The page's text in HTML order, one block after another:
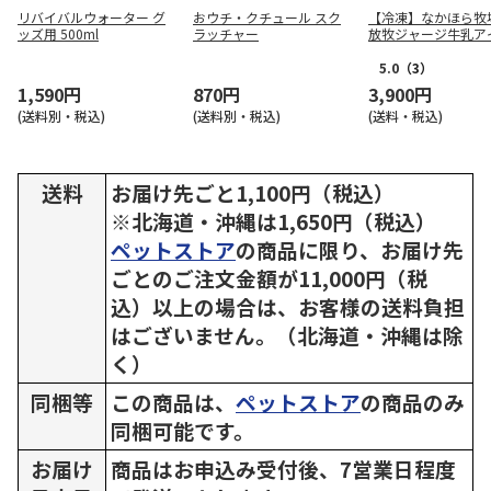
リバイバルウォーター グ
ッズ用 500ml
1,590円
(送料別・税込)
おウチ・クチュール スク
ラッチャー
870円
(送料別・税込)
【冷凍】なかほら
放牧ジャージ牛乳ア
5.0 （3）
3,900円
(送料・税込)
送料
お届け先ごと1,100円（税込）
※北海道・沖縄は1,650円（税込）
ペットストアの商品に限り、お届け先
ごとのご注文金額が11,000円（税
込）以上の場合は、お客様の送料負担
はございません。（北海道・沖縄は除
く）
同梱等
この商品は、 ペットストアの商品のみ
同梱可能です。
お届け
商品はお申込み受付後、7営業日程度